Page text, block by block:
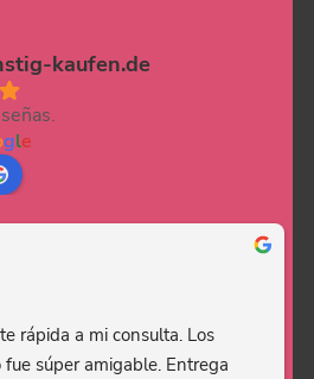
kaufen.de
gle
rápida a mi consulta. Los
súper amigable. Entrega